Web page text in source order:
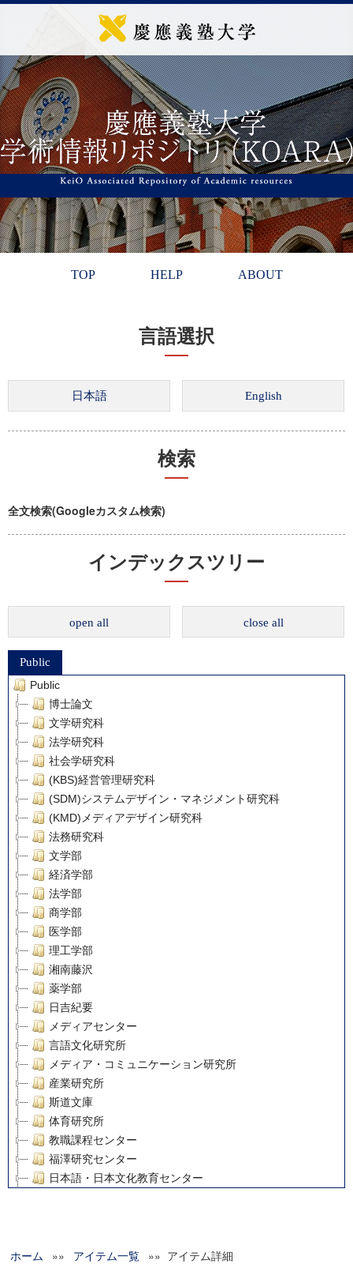
TOP HELP ABOUT
言語選択
検索
全文検索(Googleカスタム検索)
インデックスツリー
open all close all
Public
Public
博士論文
文学研究科
法学研究科
社会学研究科
(KBS)経営管理研究科
(SDM)システムデザイン・マネジメント研究科
(KMD)メディアデザイン研究科
法務研究科
文学部
経済学部
法学部
商学部
医学部
理工学部
湘南藤沢
薬学部
日吉紀要
メディアセンター
言語文化研究所
メディア・コミュニケーション研究所
産業研究所
斯道文庫
体育研究所
教職課程センター
福澤研究センター
日本語・日本文化教育センター
グローバルリサーチインスティテュート
ホーム »» アイテム一覧 »» アイテム詳細